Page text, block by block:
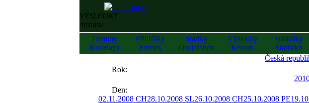
VÝSLEDKY
/results/
Termíny
Racedays
Přihlášky
Entries
Startky
Declaration
Výsledky
Results
Statistiky
Statistics
Česká
Rok:
Den:
02.11.2008 CH28.10.2008 SL26.10.2008 CH25.10.2008 PE